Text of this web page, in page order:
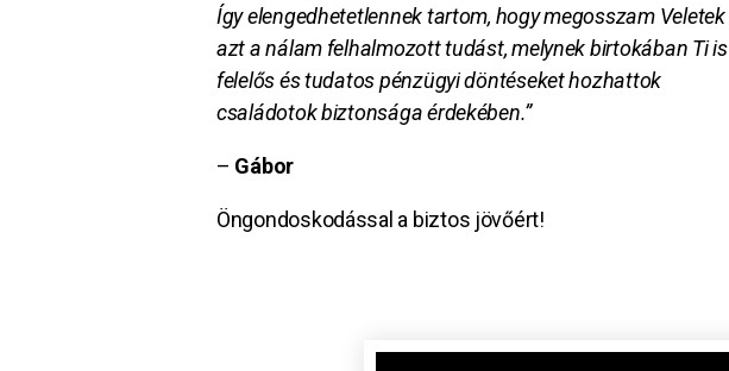
Így elengedhetetlennek tartom, hogy megosszam Veletek
azt a nálam felhalmozott tudást, melynek birtokában Ti is
felelős és tudatos pénzügyi döntéseket hozhattok
családotok biztonsága érdekében.”
– Gábor
Öngondoskodással a biztos jövőért!